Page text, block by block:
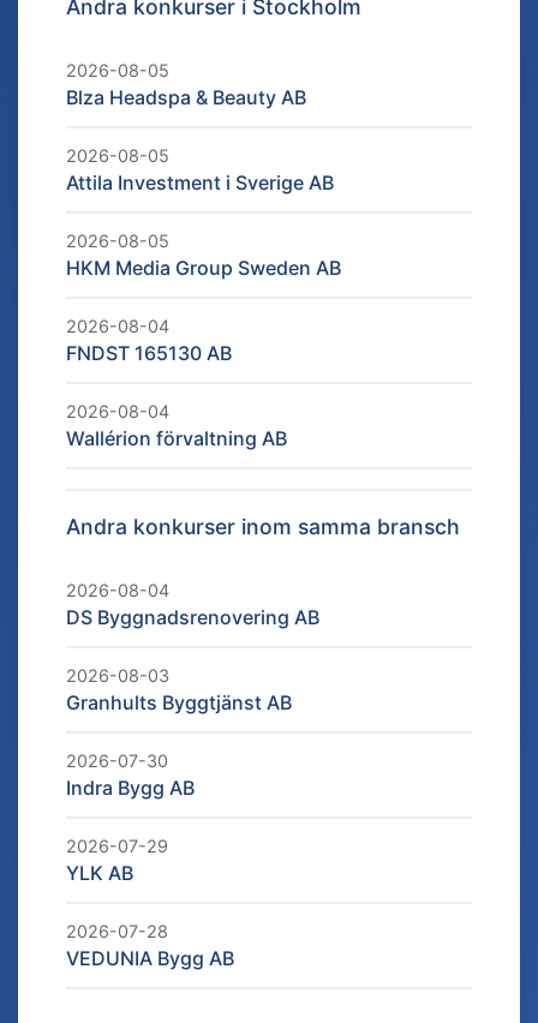
Andra konkurser i Stockholm
2026-08-05
Blza Headspa & Beauty AB
2026-08-05
Attila Investment i Sverige AB
2026-08-05
HKM Media Group Sweden AB
2026-08-04
FNDST 165130 AB
2026-08-04
Wallérion förvaltning AB
Andra konkurser inom samma bransch
2026-08-04
DS Byggnadsrenovering AB
2026-08-03
Granhults Byggtjänst AB
2026-07-30
Indra Bygg AB
2026-07-29
YLK AB
2026-07-28
VEDUNIA Bygg AB